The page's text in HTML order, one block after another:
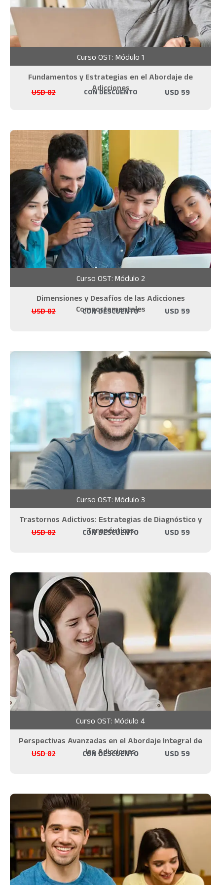
Curso OST: Módulo 1
Fundamentos y Estrategias en el Abordaje de
Adicciones
USD82 CON DESCUENTO USD 59
Curso OST: Módulo 2
Dimensiones y Desafíos de las Adicciones
Comportamentales
USD82 CON DESCUENTO USD 59
Curso OST: Módulo 3
Trastornos Adictivos: Estrategias de Diagnóstico y
Terapéuticas
USD82 CON DESCUENTO USD 59
Curso OST: Módulo 4
Perspectivas Avanzadas en el Abordaje Integral de
las Adicciones
USD82 CON DESCUENTO USD 59